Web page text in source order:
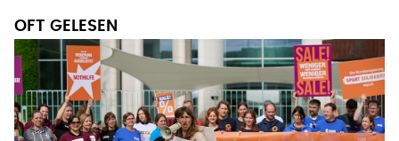
OFT GELESEN